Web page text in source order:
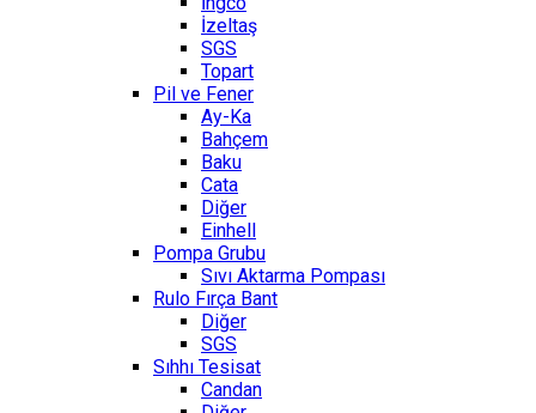
İzeltaş
SGS
Topart
Pil ve Fener
Ay-Ka
Bahçem
Baku
Cata
Diğer
Einhell
Pompa Grubu
Sıvı Aktarma Pompası
Rulo Fırça Bant
Diğer
SGS
Sıhhı Tesisat
Candan